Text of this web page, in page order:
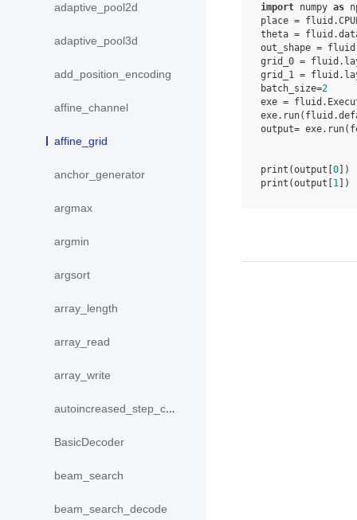
adaptive_pool2d
adaptive_pool3d
add_position_encoding
affine_channel
affine_grid
anchor_generator
argmax
argmin
argsort
array_length
array_read
array_write
autoincreased_step_counter
BasicDecoder
beam_search
beam_search_decode
import numpy as
place = fluid .
theta = fluid .
out_shape = fluid
grid_0 = fluid .
grid_1 = fluid .
batch_size=2
exe = fluid .
exe. run( fluid .
output= exe. run(
print (output 0 ])
print (output 1 ])